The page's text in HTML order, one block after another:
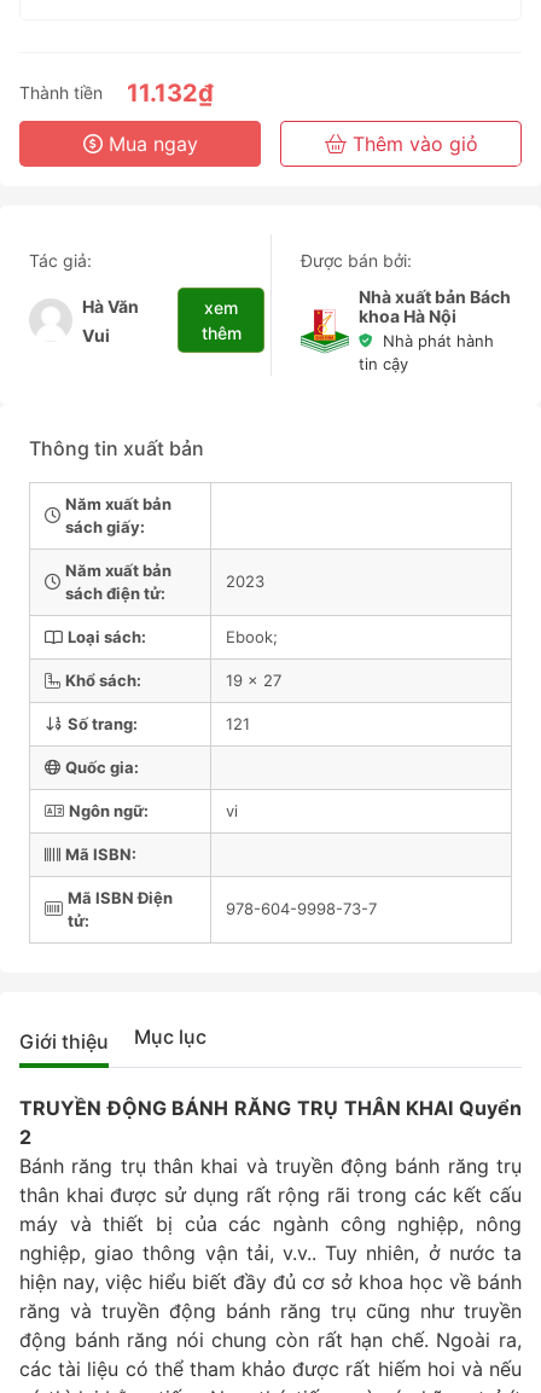
6 Tháng
3 Năm
Thành tiền 11.132₫
Mua ngay Thêm vào giỏ
Tác giả:
Hà Văn
Vui
xem
thêm
Được bán bởi:
Nhà xuất bản Bách
khoa Hà Nội
Nhà phát hành
tin cậy
Thông tin xuất bản
Năm xuất bản
sách giấy:
Năm xuất bản
sách điện tử:
2023
Loại sách: Ebook;
Khổ sách: 19 x 27
Số trang: 121
Quốc gia:
Ngôn ngữ: vi
Mã ISBN:
Mã ISBN Điện
tử:
978-604-9998-73-7
Giới thiệu Mục lục
TRUYỀN ĐỘNG BÁNH RĂNG TRỤ THÂN KHAI Quyển
2
Bánh răng trụ thân khai và truyền động bánh răng trụ
thân khai được sử dụng rất rộng rãi trong các kết cấu
máy và thiết bị của các ngành công nghiệp, nông
nghiệp, giao thông vận tải, v.v.. Tuy nhiên, ở nước ta
hiện nay, việc hiểu biết đầy đủ cơ sở khoa học về bánh
răng và truyền động bánh răng trụ cũng như truyền
động bánh răng nói chung còn rất hạn chế. Ngoài ra,
các tài liệu có thể tham khảo được rất hiếm hoi và nếu